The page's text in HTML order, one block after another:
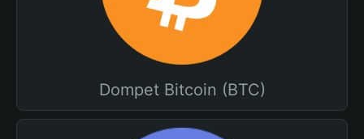
Dompet Bitcoin (BTC)